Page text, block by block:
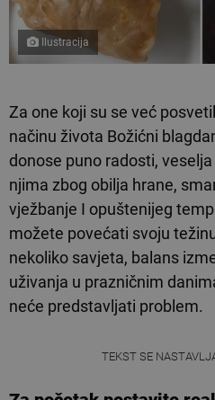
Ilustracija
Za one koji su se već
načinu života Božićni
donose puno radosti,
njima zbog obilja hrane,
vježbanje I opuštenijeg
možete povećati svoju
nekoliko savjeta, balans
uživanja u prazničnim
neće predstavljati problem.
TEKST SE